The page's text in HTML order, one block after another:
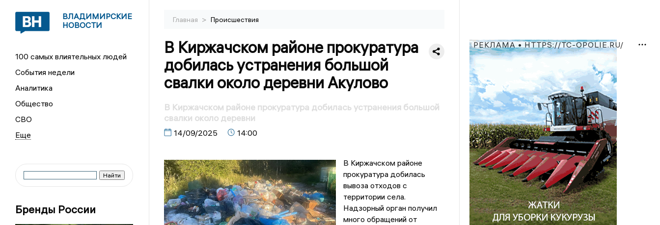
ВЛАДИМИРСКИЕ
НОВОСТИ
100 самых влиятельных людей
События недели
Аналитика
Общество
СВО
Бренды России
Главная > Происшествия
В Киржачском районе прокуратура
добилась устранения большой
свалки около деревни Акулово
В Киржачском районе прокуратура добилась устранения большой
свалки около деревни
14/09/2025 14:00
В Киржачском районе
прокуратура добилась
вывоза отходов с
территории села.
Надзорный орган получил
много обращений от
РЕКЛАМА • HTTPS://TC-OPOLIE.RU/